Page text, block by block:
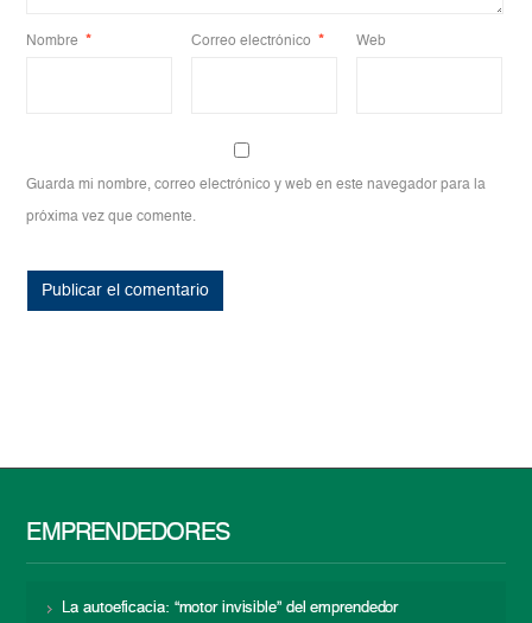
Nombre * Correo electrónico * Web
Guarda mi nombre, correo electrónico y web en este navegador para la
próxima vez que comente.
EMPRENDEDORES
La autoeficacia: “motor invisible” del emprendedor